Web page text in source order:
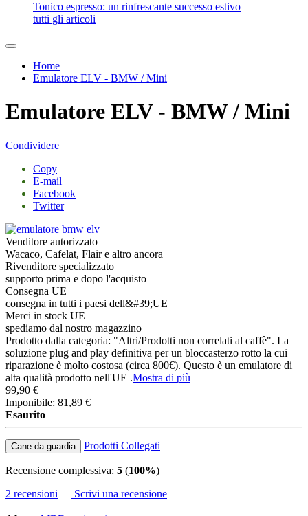
Tonico espresso: un rinfrescante successo estivo
tutti gli articoli
Home
Emulatore ELV - BMW / Mini
Emulatore ELV - BMW / Mini
Condividere
Copy
E-mail
Facebook
Twitter
Venditore autorizzato
Wacaco, Cafelat, Flair e altro ancora
Rivenditore specializzato
supporto prima e dopo l'acquisto
Consegna UE
consegna in tutti i paesi dell&#39;UE
Merci in stock UE
spediamo dal nostro magazzino
Prodotto dalla categoria: "Altri/Prodotti non correlati al caffè".​ La
soluzione plug and play definitiva per un bloccasterzo rotto la cui
riparazione è molto costosa (circa 800€). Questo è un emulatore di
alta qualità prodotto nell'UE .Mostra di più
99,90 €
Imponibile: 81,89 €
Esaurito
Cane da guardia Prodotti Collegati
Recensione complessiva: 5 (100%)
2 recensioni
Scrivi una recensione